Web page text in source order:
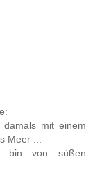
mit einem
Meer ...
bin von süßen